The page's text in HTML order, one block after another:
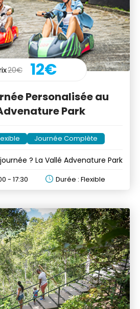
20€ 12€
Personalisée au
Park
Journée Complète
? La Vallé Advenature Park
- 17:30 Durée : Flexible